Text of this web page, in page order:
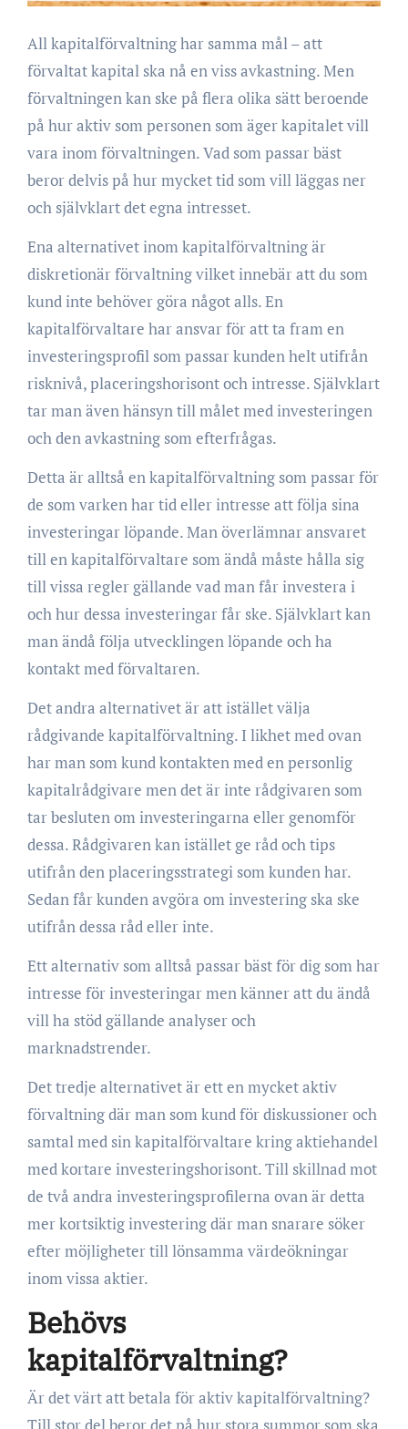
All kapitalförvaltning har samma mål – att
förvaltat kapital ska nå en viss avkastning. Men
förvaltningen kan ske på flera olika sätt beroende
på hur aktiv som personen som äger kapitalet vill
vara inom förvaltningen. Vad som passar bäst
beror delvis på hur mycket tid som vill läggas ner
och självklart det egna intresset.
Ena alternativet inom kapitalförvaltning är
diskretionär förvaltning vilket innebär att du som
kund inte behöver göra något alls. En
kapitalförvaltare har ansvar för att ta fram en
investeringsprofil som passar kunden helt utifrån
risknivå, placeringshorisont och intresse. Självklart
tar man även hänsyn till målet med investeringen
och den avkastning som efterfrågas.
Detta är alltså en kapitalförvaltning som passar för
de som varken har tid eller intresse att följa sina
investeringar löpande. Man överlämnar ansvaret
till en kapitalförvaltare som ändå måste hålla sig
till vissa regler gällande vad man får investera i
och hur dessa investeringar får ske. Självklart kan
man ändå följa utvecklingen löpande och ha
kontakt med förvaltaren.
Det andra alternativet är att istället välja
rådgivande kapitalförvaltning. I likhet med ovan
har man som kund kontakten med en personlig
kapitalrådgivare men det är inte rådgivaren som
tar besluten om investeringarna eller genomför
dessa. Rådgivaren kan istället ge råd och tips
utifrån den placeringsstrategi som kunden har.
Sedan får kunden avgöra om investering ska ske
utifrån dessa råd eller inte.
Ett alternativ som alltså passar bäst för dig som har
intresse för investeringar men känner att du ändå
vill ha stöd gällande analyser och
marknadstrender.
Det tredje alternativet är ett en mycket aktiv
förvaltning där man som kund för diskussioner och
samtal med sin kapitalförvaltare kring aktiehandel
med kortare investeringshorisont. Till skillnad mot
de två andra investeringsprofilerna ovan är detta
mer kortsiktig investering där man snarare söker
efter möjligheter till lönsamma värdeökningar
inom vissa aktier.
Behövs
kapitalförvaltning?
Är det värt att betala för aktiv kapitalförvaltning?